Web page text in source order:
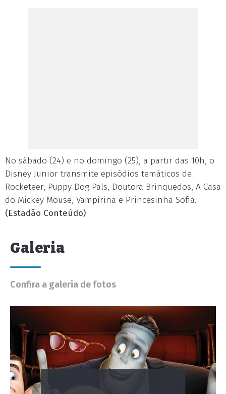
No sábado (24) e no domingo (25), a partir das 10h, o
Disney Junior transmite episódios temáticos de
Rocketeer, Puppy Dog Pals, Doutora Brinquedos, A Casa
do Mickey Mouse, Vampirina e Princesinha Sofia.
(Estadão Conteúdo)
Galeria
Confira a galeria de fotos